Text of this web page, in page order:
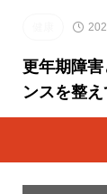
更年期障
ンスを整